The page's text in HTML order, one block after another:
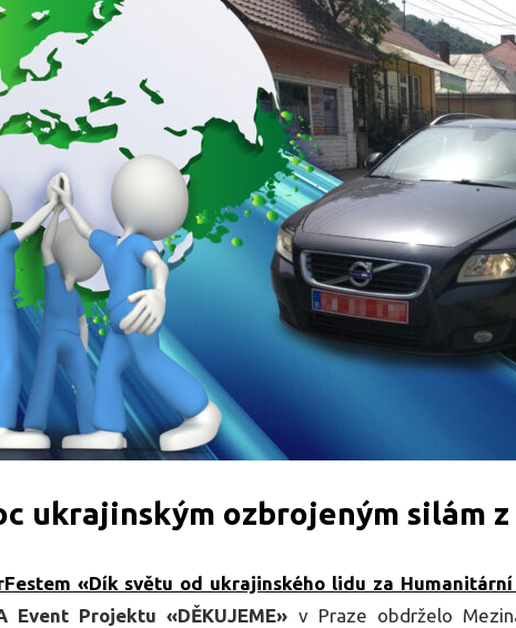
ukrajinským ozbrojeným silám
«Dík světu od ukrajinského lidu za
Event Projektu «DĚKUJEME» v Praze obdrželo